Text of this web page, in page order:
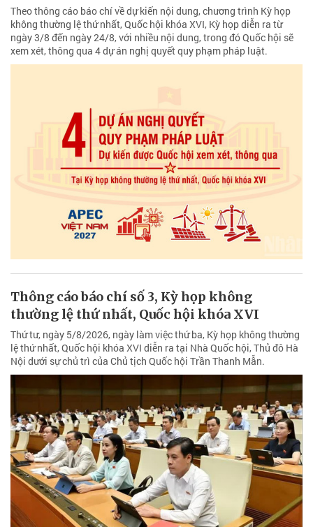
Theo thông cáo báo chí về dự kiến nội dung, chương trình Kỳ họp
không thường lệ thứ nhất, Quốc hội khóa XVI, Kỳ họp diễn ra từ
ngày 3/8 đến ngày 24/8, với nhiều nội dung, trong đó Quốc hội sẽ
xem xét, thông qua 4 dự án nghị quyết quy phạm pháp luật.
Thông cáo báo chí số 3, Kỳ họp không
thường lệ thứ nhất, Quốc hội khóa XVI
Thứ tư, ngày 5/8/2026, ngày làm việc thứ ba, Kỳ họp không thường
lệ thứ nhất, Quốc hội khóa XVI diễn ra tại Nhà Quốc hội, Thủ đô Hà
Nội dưới sự chủ trì của Chủ tịch Quốc hội Trần Thanh Mẫn.